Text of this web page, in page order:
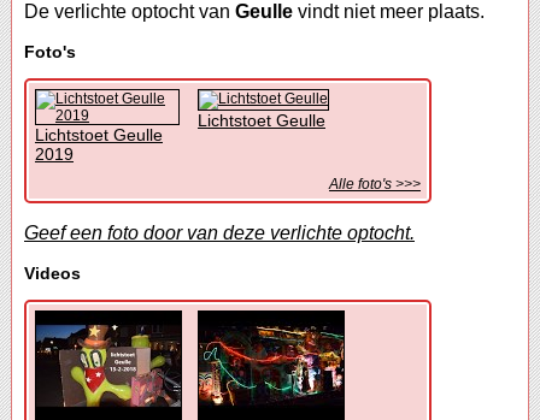
De verlichte optocht van Geulle vindt niet meer plaats.
Foto's
Lichtstoet Geulle
2019
Lichtstoet Geulle
Alle foto's >>>
Geef een foto door van deze verlichte optocht.
Videos